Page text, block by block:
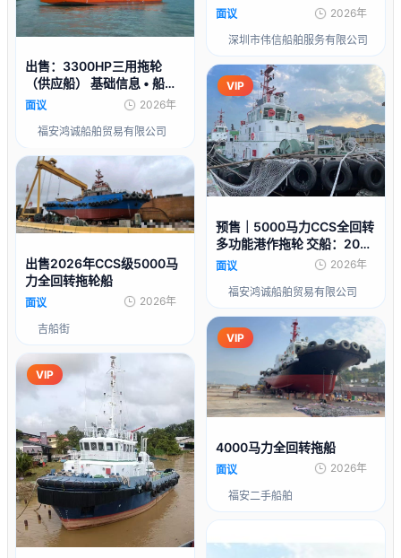
出售：3300HP三用拖轮
（供应船） 基础信息 • 船舶
类型：供应船 • 建造年份：2
国安徽
面议 2026年
福安鸿诚船舶贸易有限公司
出售2026年CCS级5000马
力全回转拖轮船
面议 2026年
吉船街
VIP
造
面议 2026年
深圳市伟信船舶服务有限公司
VIP
预售｜5000马力CCS全回转
多功能港作拖轮 交船：2026
年
面议 2026年
福安鸿诚船舶贸易有限公司
VIP
4000马力全回转拖船
面议 2026年
福安二手船舶